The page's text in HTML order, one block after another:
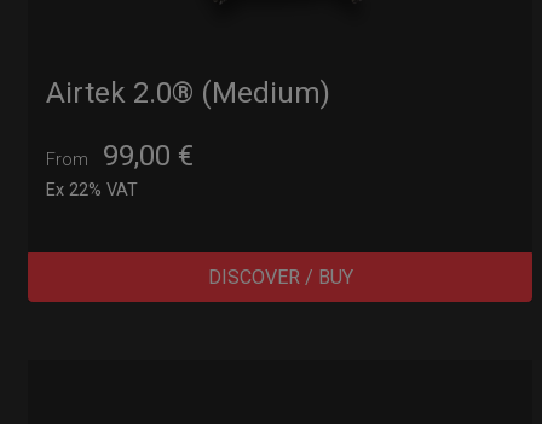
Airtek 2.0® (Medium)
From 99,00 €
Ex 22% VAT
DISCOVER / BUY